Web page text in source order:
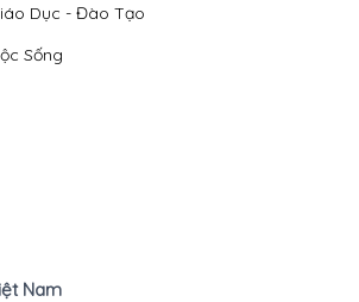
Dục - Đào Tạo
Sống
Nam